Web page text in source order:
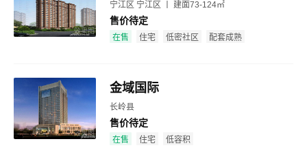
效果图
宁江区 宁江区 丨 建面73-124㎡
售价待定
在售 住宅 低密社区 配套成熟
效果图
金域国际
长岭县
售价待定
在售 住宅 低容积